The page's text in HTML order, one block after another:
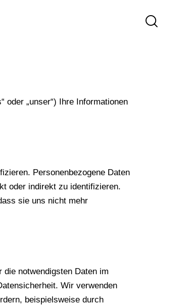
oder „unser“) Ihre Informationen
Personenbezogene Daten
oder indirekt zu identifizieren.
sie uns nicht mehr
notwendigsten Daten im
Wir verwenden
beispielsweise durch